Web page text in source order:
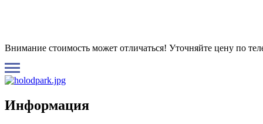
Внимание стоимость может отличаться! Уточняйте цену по
Информация